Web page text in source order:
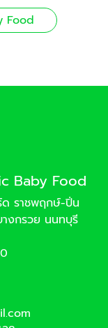
Food
Baby Food
ด ราชพฤกษ์-ปิ่น
งกรวย นนทบุรี